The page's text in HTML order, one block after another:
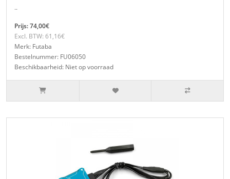
..
Prijs: 74,00€
Excl. BTW: 61,16€
Merk: Futaba
Bestelnummer: FU06050
Beschikbaarheid: Niet op voorraad